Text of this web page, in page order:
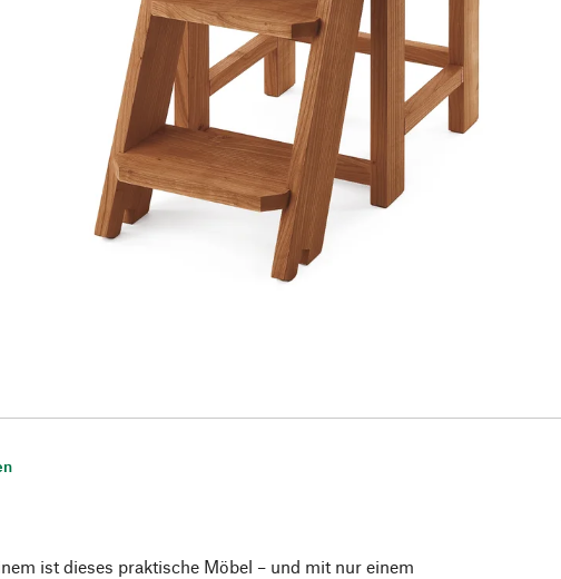
ist dieses praktische Möbel – und mit nur einem